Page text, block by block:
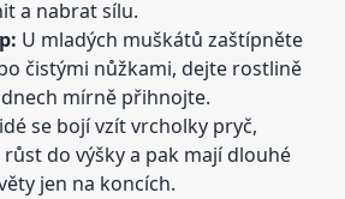
a nabrat sílu.
U mladých muškátů zaštípněte
čistými nůžkami, dejte rostlině
mírně přihnojte.
se bojí vzít vrcholky pryč,
do výšky a pak mají dlouhé
jen na koncích.